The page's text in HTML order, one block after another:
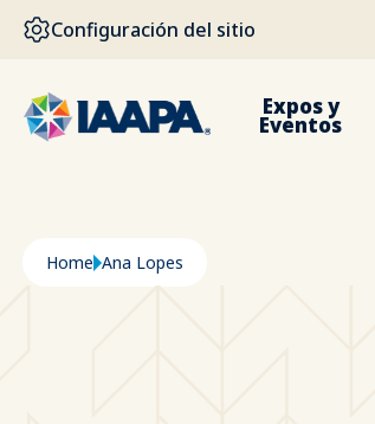
PASAR AL CONTENIDO PRINCIPAL
Configuración del sitio
Expos y
Eventos
Ruta de navegación
Home Ana Lopes